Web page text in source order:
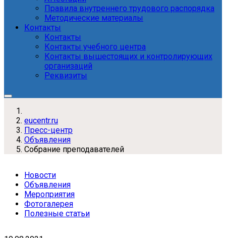
Правила внутреннего трудового распорядка
Методические материалы
Контакты
Контакты
Контакты учебного центра
Контакты вышестоящих и контролирующих
организаций
Реквизиты
eucentr.ru
Пресс-центр
Объявления
Собрание преподавателей
Новости
Объявления
Мероприятия
Фотогалерея
Полезные статьи